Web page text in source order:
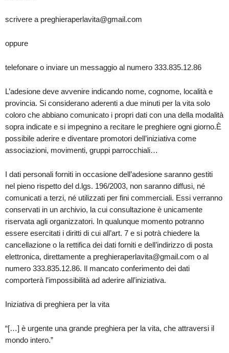
scrivere a preghieraperlavita@gmail.com
oppure
telefonare o inviare un messaggio al numero 333.835.12.86
L’adesione deve avvenire indicando nome, cognome, località e
provincia. Si considerano aderenti a due minuti per la vita solo
coloro che abbiano comunicato i propri dati con una della modalità
sopra indicate e si impegnino a recitare le preghiere ogni giorno.È
possibile aderire e diventare promotori dell’iniziativa come
associazioni, movimenti, gruppi parrocchiali…
I dati personali forniti in occasione dell’adesione saranno gestiti
nel pieno rispetto del d.lgs. 196/2003, non saranno diffusi, né
comunicati a terzi, né utilizzati per fini commerciali. Essi verranno
conservati in un archivio, la cui consultazione è unicamente
riservata agli organizzatori. In qualunque momento potranno
essere esercitati i diritti di cui all’art. 7 e si potrà chiedere la
cancellazione o la rettifica dei dati forniti e dell’indirizzo di posta
elettronica, direttamente a preghieraperlavita@gmail.com o al
numero 333.835.12.86. Il mancato conferimento dei dati
comporterà l’impossibilità ad aderire all’iniziativa.
Iniziativa di preghiera per la vita
“[…] è urgente una grande preghiera per la vita, che attraversi il
mondo intero.”